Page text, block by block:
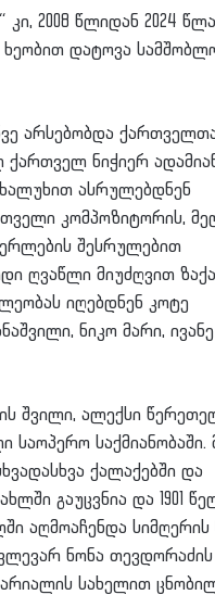
კი, 2008 წლიდან 2024
დატოვა
არსებობდა
ქართველ ნიჭიერ
ასრულებდნენ
კომპოზიტორის,
შესრულებით
ღვაწლი მიუძღვით
იღებდნენ კოტე
ნიკო მარი, ივანე
შვი­ლი, ალექსი
საქმიანობაში.
ქალაქებში და
გაუცვნია და 1901
აღმოაჩენდა სიმღერის
ნონა
სა­ხე­ლით